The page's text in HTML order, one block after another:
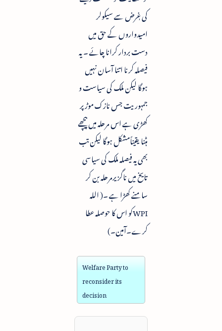
کی غٖرض سے سیکولر
امیدواروں کے حق میں
دست بردار کرانا چائے ۔ یہ
فیصلہ کرنا اتنا آسان نہیں
ہوگا لیکن ملک کی سیاست و
جمہوریت جس نازک موڑ پر
کھڑی ہے اس مرحلہ میں پیچھے
ہٹنا یقیناًمشکل ہوگا لیکن تب
بھی یہ فیصلہ ملک کی سیاسی
تایخ میں ناگزیرمرحلہ بن کر
سامنے کھڑا ہے ۔( اللہ
WPIکو اس کا حوصلہ عطا
کرے۔آمین۔)
Welfare Party to
reconsider its
decision